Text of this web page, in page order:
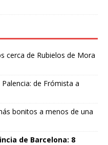
cerca de Rubielos de Mora
de Frómista a
bonitos a menos de una
de Barcelona: 8